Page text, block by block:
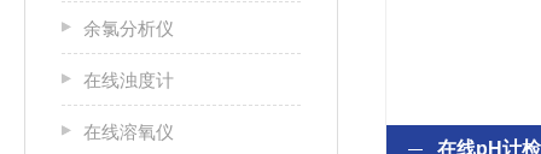
余氯分析仪
在线浊度计
在线溶氧仪